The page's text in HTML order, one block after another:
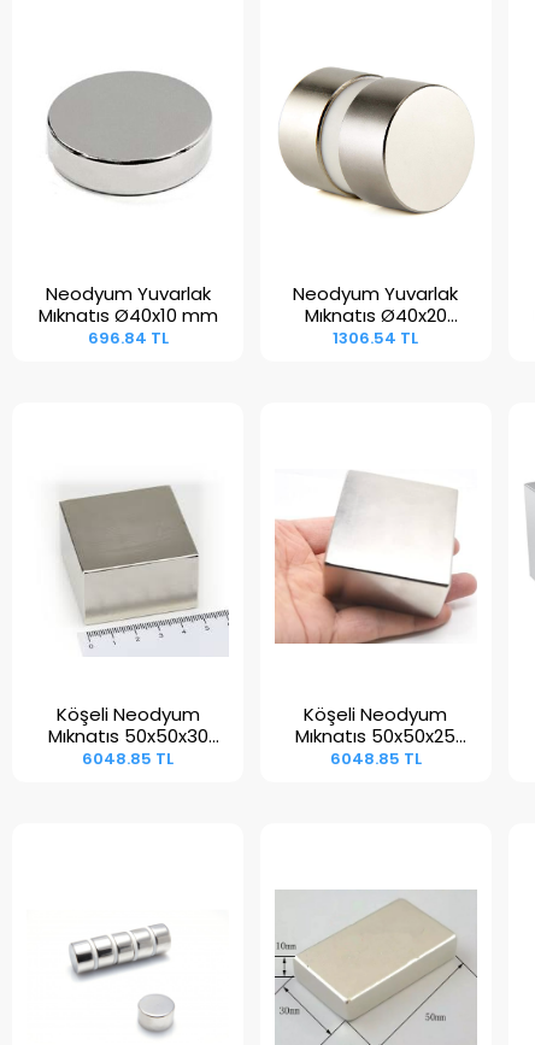
Sepete Ekle
Neodyum Yuvarlak
Mıknatıs Ø40x10 mm
696.84 TL
Sepete Ekle
Neodyum Yuvarlak
Mıknatıs Ø40x20
mm
1306.54 TL
Sepete Ekle
Köşeli Neodyum
Mıknatıs 50x50x30
mm N38
6048.85 TL
Sepete Ekle
Köşeli Neodyum
Mıknatıs 50x50x25
mm N45
6048.85 TL